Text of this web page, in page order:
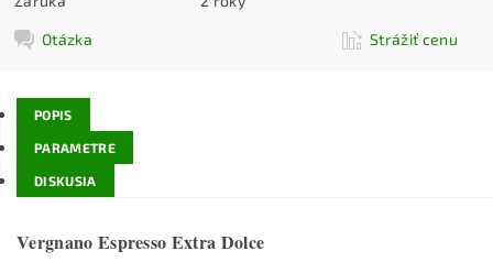
Otázka Strážiť cenu
POPIS
PARAMETRE
DISKUSIA
Vergnano Espresso Extra Dolce